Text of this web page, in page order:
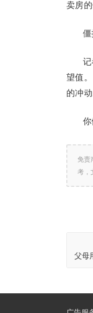
卖房
望值
的冲
免责
考，
父母